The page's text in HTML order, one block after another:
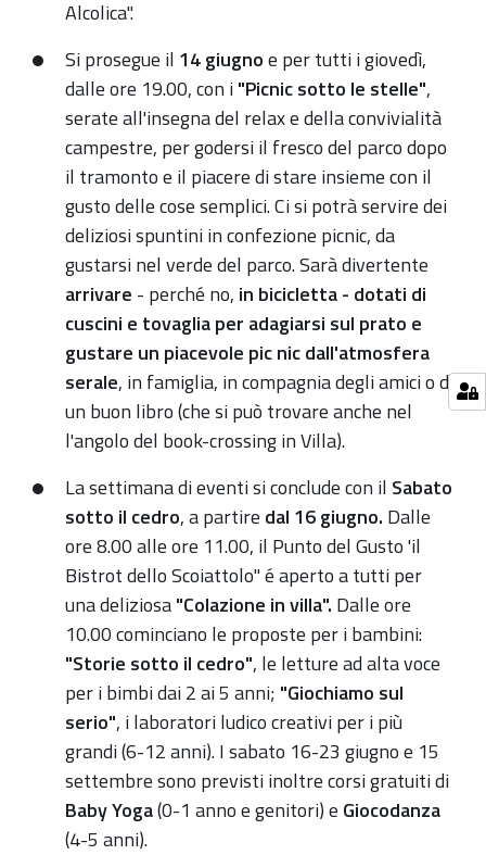
Alcolica".
Si prosegue il 14 giugnoe per tutti i giovedì,
dalle ore 19.00, con i"Picnic sotto le stelle",
serate all'insegna del relax e della convivialità
campestre, per godersi il fresco del parco dopo
il tramonto e il piacere di stare insieme con il
gusto delle cose semplici. Ci si potrà servire dei
deliziosi spuntini in confezione picnic, da
gustarsi nel verde del parco. Sarà divertente
arrivare - perché no, in bicicletta - dotati di
cuscini e tovaglia per adagiarsi sul prato e
gustare un piacevole pic nic dall'atmosfera
serale, in famiglia, in compagnia degli amici o di
un buon libro (che si può trovare anche nel
l'angolo del book-crossing in Villa).
La settimana di eventi si conclude con il Sabato
sotto il cedro, a partire dal 16 giugno. Dalle
ore 8.00 alle ore 11.00, il Punto del Gusto 'il
Bistrot dello Scoiattolo" é aperto a tutti per
una deliziosa"Colazione in villa". Dalle ore
10.00 cominciano le proposte per i bambini:
"Storie sotto il cedro", le letture ad alta voce
per i bimbi dai 2 ai 5 anni; "Giochiamo sul
serio", i laboratori ludico creativi per i più
grandi (6-12 anni). I sabato 16-23 giugno e 15
settembre sono previsti inoltre corsi gratuiti di
Baby Yoga(0-1 anno e genitori) e Giocodanza
(4-5 anni).